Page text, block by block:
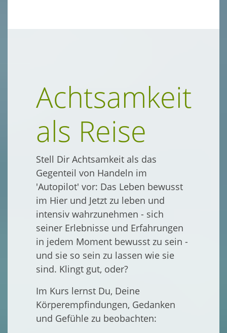
Achtsamkeit
als Reise
Stell Dir Achtsamkeit als das
Gegenteil von Handeln im
'Autopilot' vor: Das Leben bewusst
im Hier und Jetzt zu leben und
intensiv wahrzunehmen - sich
seiner Erlebnisse und Erfahrungen
in jedem Moment bewusst zu sein -
und sie so sein zu lassen wie sie
sind. Klingt gut, oder?
Im Kurs lernst Du, Deine
Körperempfindungen, Gedanken
und Gefühle zu beobachten: